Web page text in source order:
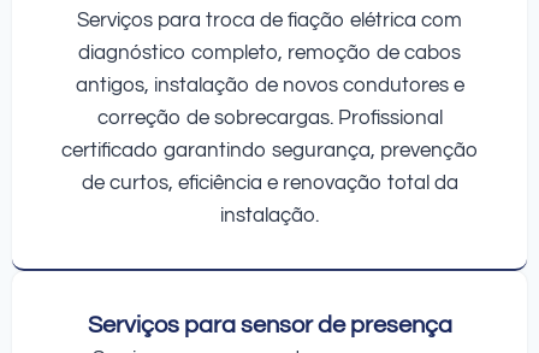
Serviços para troca de fiação elétrica com
diagnóstico completo, remoção de cabos
antigos, instalação de novos condutores e
correção de sobrecargas. Profissional
certificado garantindo segurança, prevenção
de curtos, eficiência e renovação total da
instalação.
Serviços para sensor de presença